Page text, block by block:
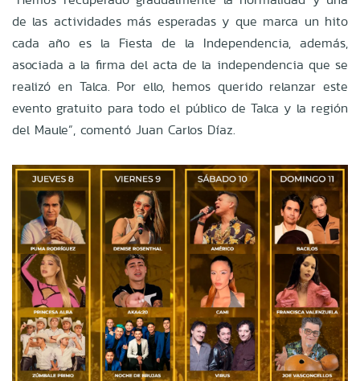
de las actividades más esperadas y que marca un hito
cada año es la Fiesta de la Independencia, además,
asociada a la firma del acta de la independencia que se
realizó en Talca. Por ello, hemos querido relanzar este
evento gratuito para todo el público de Talca y la región
del Maule”, comentó Juan Carlos Díaz.